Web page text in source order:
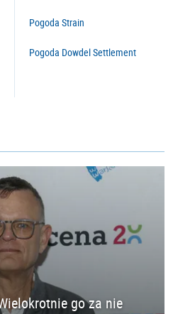
Pogoda Strain
Pogoda Dowdel Settlement
go za nie